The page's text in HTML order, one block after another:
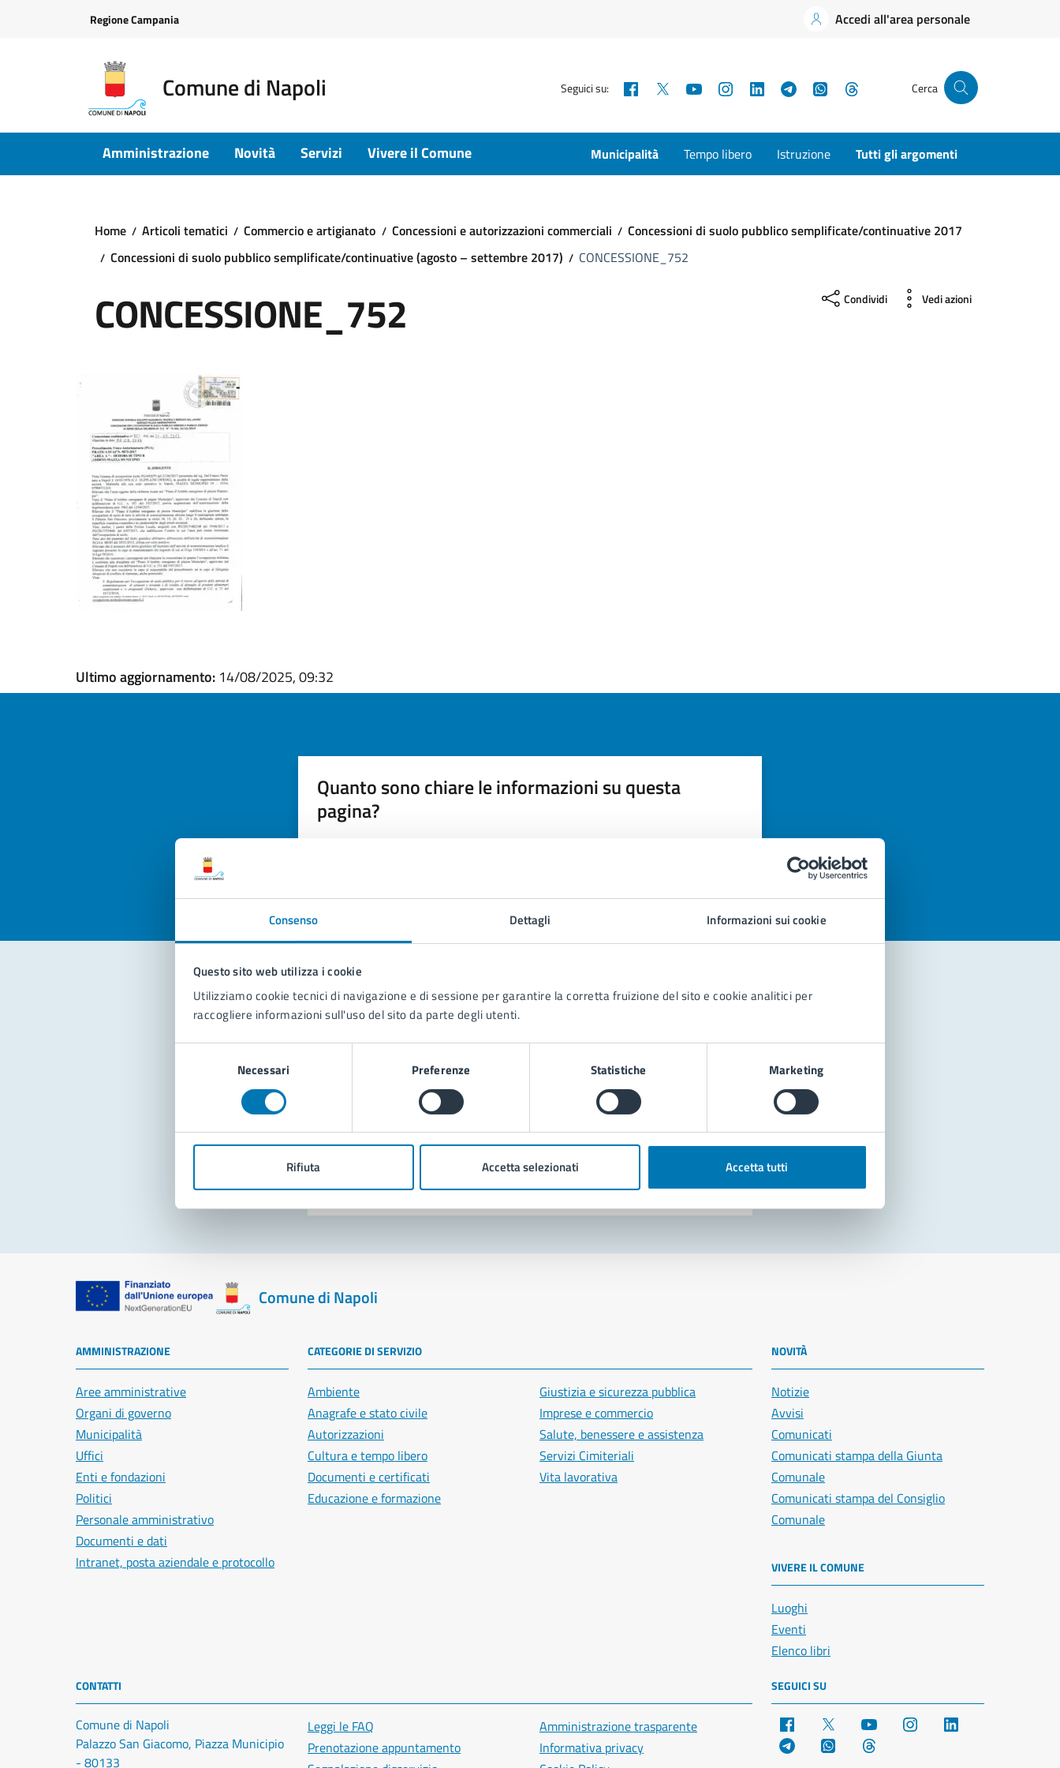
Consenso Dettagli Informazioni sui cookie
Questo sito web utilizza i cookie
Utilizziamo cookie tecnici di navigazione e di sessione per garantire la corretta fruizione del sito e cookie analitici per
raccogliere informazioni sull'uso del sito da parte degli utenti.
Necessari Preferenze Statistiche Marketing
Rifiuta Accetta selezionati Accetta tutti
Regione Campania Accedi all'area personale
Comune di Napoli Seguici su: Facebook YouTubeInstagramLinkedInTelegramWhatsApp Cerca
Amministrazione Novità Servizi Vivere il Comune Municipalità Tempo libero Istruzione Tutti gli argomenti
Home Articoli tematici Commercio e artigianato Concessioni e autorizzazioni commerciali
Concessioni di suolo pubblico semplificate/continuative 2017
Concessioni di suolo pubblico semplificate/continuative (agosto – settembre 2017)
CONCESSIONE_752
CONCESSIONE_752 Condividi Vedi azioni
Ultimo aggiornamento: 14/08/2025, 09:32
Quanto sono chiare le informazioni su questa
pagina?
Contatta il comune
Leggi le domande frequenti
Richiedi assistenza
Prenota appuntamento
Problemi in città
Segnala disservizio
Comune di Napoli
AMMINISTRAZIONE
Aree amministrative
Organi di governo
Municipalità
Uffici
Enti e fondazioni
Politici
Personale amministrativo
Documenti e dati
Intranet, posta aziendale e protocollo
CATEGORIE DI SERVIZIO
Ambiente
Anagrafe e stato civile
Autorizzazioni
Cultura e tempo libero
Documenti e certificati
Educazione e formazione
Giustizia e sicurezza pubblica
Imprese e commercio
Salute, benessere e assistenza
Servizi Cimiteriali
Vita lavorativa
NOVITÀ
Notizie
Avvisi
Comunicati
Comunicati stampa della Giunta
Comunale
Comunicati stampa del Consiglio
Comunale
VIVERE IL COMUNE
Luoghi
Eventi
Elenco libri
CONTATTI
Comune di Napoli
Palazzo San Giacomo, Piazza Municipio
- 80133
Leggi le FAQ
Prenotazione appuntamento
Amministrazione trasparente
Informativa privacy
SEGUICI SU
Facebook YouTube Instagram
Telegram WhatsApp